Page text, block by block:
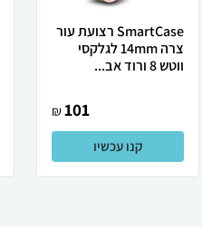
SmartCase רצועת עור
צרה 14mm לגלקסי
ווטש 8 ורוד אב...
101
₪
קנו עכשיו